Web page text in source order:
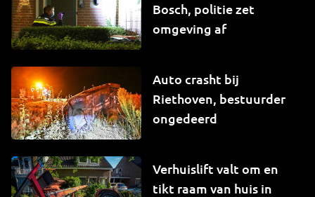
Bosch, politie zet
omgeving af
Auto crasht bij
Riethoven, bestuurder
ongedeerd
Verhuislift valt om en
tikt raam van huis in